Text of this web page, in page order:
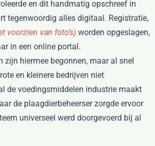
en dit handmatig opschreef in
tegenwoordig alles digitaal. Registratie,
voorzien van foto’s) worden opgeslagen,
in een online portal.
zijn hiermee begonnen, maar al snel
en kleinere bedrijven niet
de voedingsmiddelen industrie maakt
de plaagdierbeheerser zorgde ervoor
universeel werd doorgevoerd bij al